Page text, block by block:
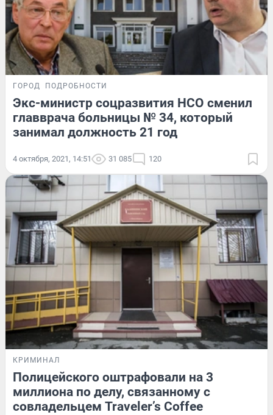
ГОРОД ПОДРОБНОСТИ
Экс-министр соцразвития НСО сменил
главврача больницы № 34, который
занимал должность 21 год
4 октября, 2021, 14:51 31 085 120
КРИМИНАЛ
Полицейского оштрафовали на 3
миллиона по делу, связанному с
совладельцем Traveler’s Coffee